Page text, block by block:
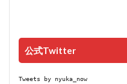
公式Twitter
Tweets by nyuka_now